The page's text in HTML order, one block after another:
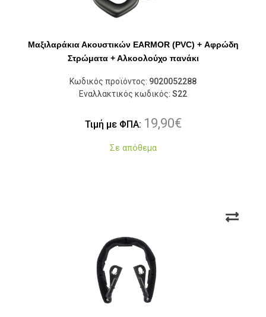
Μαξιλαράκια Ακουστικών EARMOR (PVC) + Αφρώδη
Στρώματα + Αλκοολούχο πανάκι
Κωδικός προϊόντος: 9020052288
Εναλλακτικός κωδικός: S22
Τιμή με ΦΠΑ: 19,90€
Σε απόθεμα